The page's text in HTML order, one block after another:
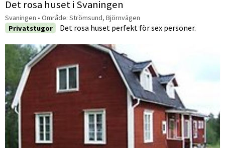
Det rosa huset i Svaningen
Svaningen • Område: Strömsund, Björnvägen
Privatstugor
Det rosa huset perfekt för sex personer.